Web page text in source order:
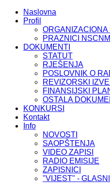
Naslovna
Profil
PRAZNICI NSCNM
DOKUMENTI
STATUT
RJEŠENJA
POSLOVNIK O
REVIZORSKI
FINANSIJSKI
OSTALA
KONKURSI
Kontakt
Info
NOVOSTI
SAOPŠTENJA
VIDEO ZAPISI
RADIO EMISIJE
ZAPISNICI
"VIJEST" -